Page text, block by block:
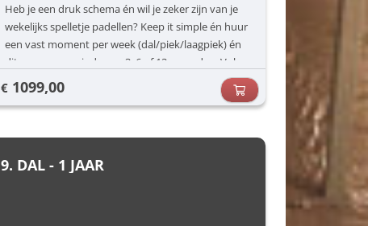
Heb je een druk schema én wil je zeker zijn van je
wekelijks spelletje padellen? Keep it simple én huur
een vast moment per week (dal/piek/laagpiek) én
dit voor een periode van 3, 6 of 12 maanden. Vul
jouw voorkeuren in (dag/uur) en dan zorgen wij
voor de rest.
€ 1099,00
9. DAL - 1 JAAR